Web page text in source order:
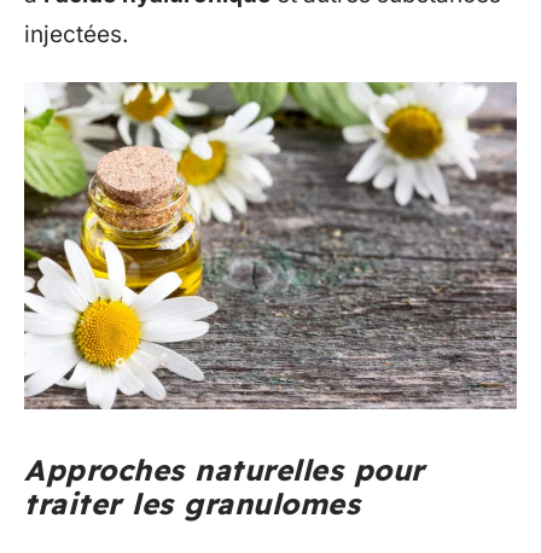
injectées.
Approches naturelles pour
traiter les granulomes